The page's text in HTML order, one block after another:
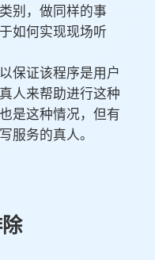
别，做同样的事
如何实现现场听
保证该程序是用户
人来帮助进行这种
是这种情况，但有
服务的真人。